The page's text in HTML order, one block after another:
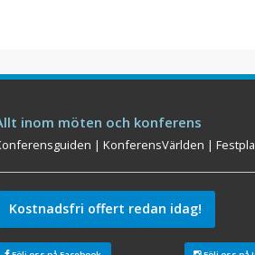
inom möten och konferens
|KonferensVärlden |
Kostnadsfri offert redan idag!